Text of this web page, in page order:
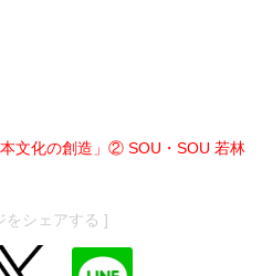
文化の創造」② SOU・SOU 若林
をシェアする ]